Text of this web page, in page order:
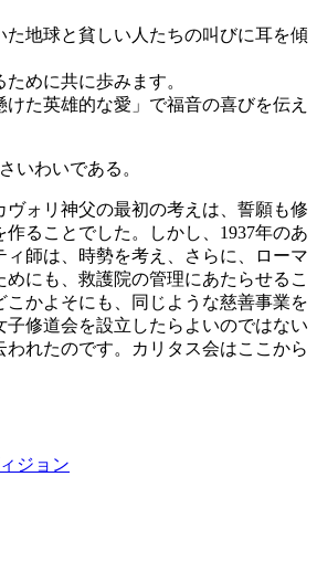
た地球と貧しい人たちの叫びに耳を傾
めに共に歩みます。
た英雄的な愛」で福音の喜びを伝え
いわいである。
ヴォリ神父の最初の考えは、誓願も修
ることでした。しかし、1937年のあ
ィ師は、時勢を考え、さらに、ローマ
にも、救護院の管理にあたらせるこ
こかよそにも、同じような慈善事業を
子修道会を設立したらよいのではない
れたのです。カリタス会はここから
ジョン